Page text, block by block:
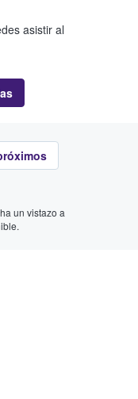
asistir al
un vistazo a